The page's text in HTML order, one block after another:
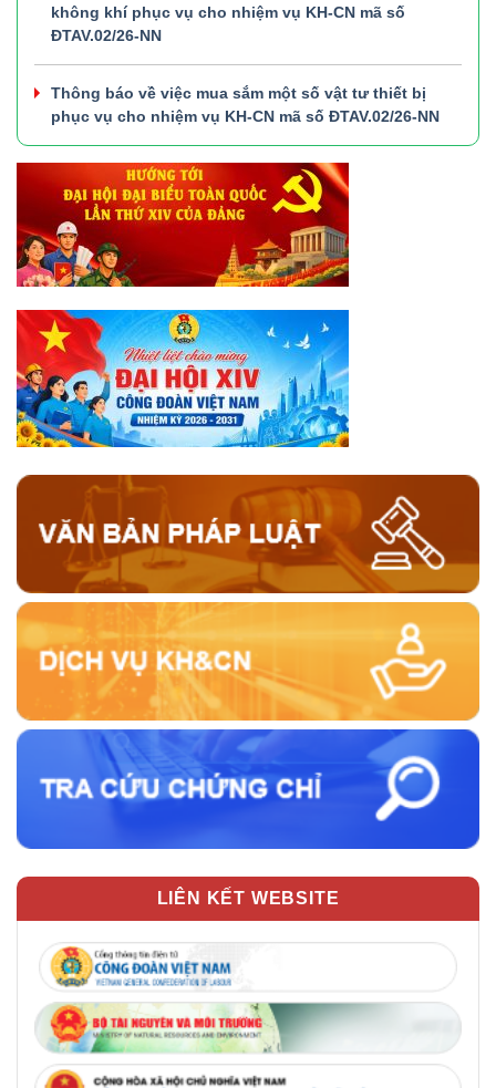
không khí phục vụ cho nhiệm vụ KH-CN mã số
ĐTAV.02/26-NN
Thông báo về việc mua sắm một số vật tư thiết bị
phục vụ cho nhiệm vụ KH-CN mã số ĐTAV.02/26-NN
LIÊN KẾT WEBSITE